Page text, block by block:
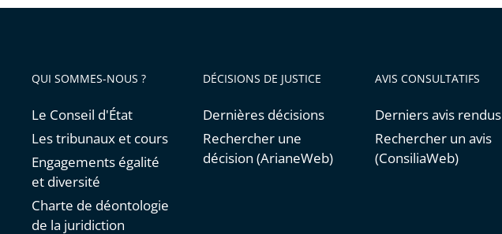
QUI SOMMES-NOUS ?
Le Conseil d'État
Les tribunaux et cours
Engagements égalité
et diversité
Charte de déontologie
de la juridiction
DÉCISIONS DE JUSTICE
Dernières décisions
Rechercher une
décision (ArianeWeb)
AVIS CONSULTATIFS
Derniers avis rendus
Rechercher un avis
(ConsiliaWeb)